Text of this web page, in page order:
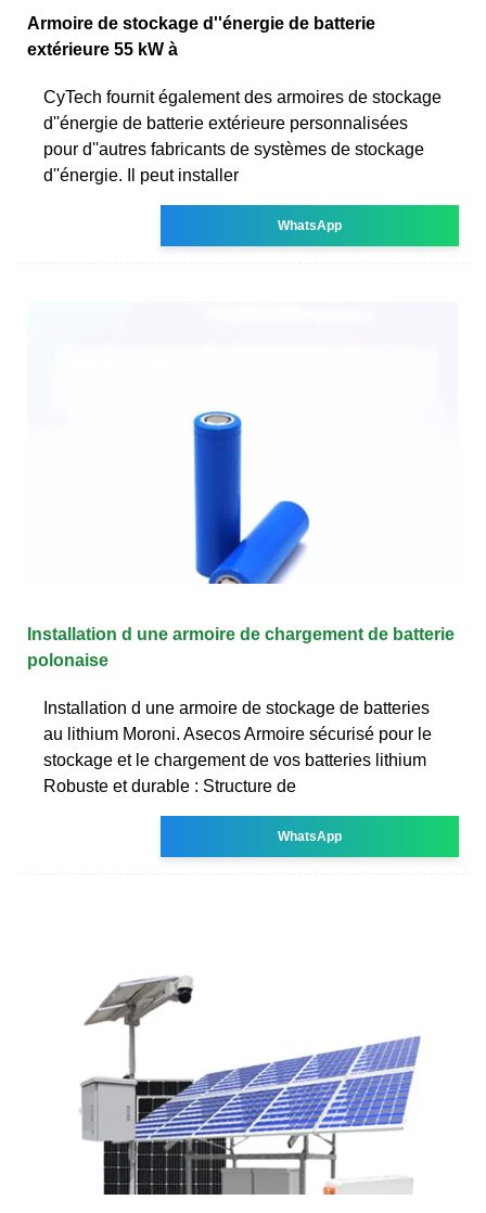
Armoire de stockage d''énergie de batterie
extérieure 55 kW à
CyTech fournit également des armoires de stockage
d''énergie de batterie extérieure personnalisées
pour d''autres fabricants de systèmes de stockage
d''énergie. Il peut installer
WhatsApp
Installation d une armoire de chargement de batterie
polonaise
Installation d une armoire de stockage de batteries
au lithium Moroni. Asecos Armoire sécurisé pour le
stockage et le chargement de vos batteries lithium
Robuste et durable : Structure de
WhatsApp